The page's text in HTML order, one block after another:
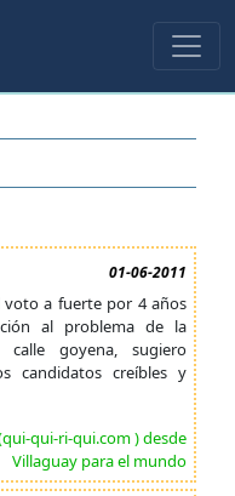
01-06-2011
voto a fuerte por 4 años
al problema de la
goyena, sugiero
candidatos creíbles y
qui-ri-qui.com ) desde
Villaguay para el mundo